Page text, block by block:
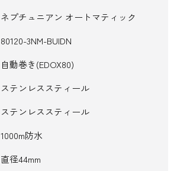
ネプチュニアン オートマティック
80120-3NM-BUIDN
自動巻き(EDOX80)
ステンレススティール
ステンレススティール
1000m防水
直径44mm